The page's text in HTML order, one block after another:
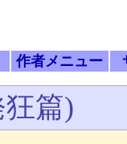
作者メニュー
篇)